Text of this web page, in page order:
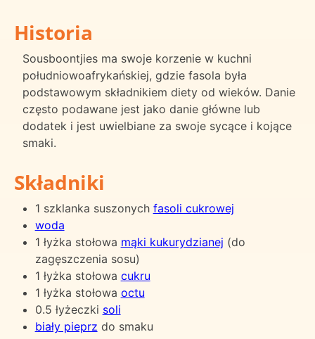
Historia
Sousboontjies ma swoje korzenie w kuchni
południowoafrykańskiej, gdzie fasola była
podstawowym składnikiem diety od wieków. Danie
często podawane jest jako danie główne lub
dodatek i jest uwielbiane za swoje sycące i kojące
smaki.
Składniki
1 szklanka suszonych fasoli cukrowej
woda
1 łyżka stołowa mąki kukurydzianej (do
zagęszczenia sosu)
1 łyżka stołowa cukru
1 łyżka stołowa octu
0.5 łyżeczki soli
biały pieprz do smaku